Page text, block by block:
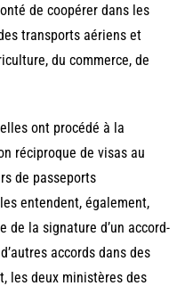
de coopérer dans les
transports aériens et
du commerce, de
ont procédé à la
réciproque de visas au
de passeports
entendent, également,
de la signature d’un accord-
accords dans des
les deux ministères des